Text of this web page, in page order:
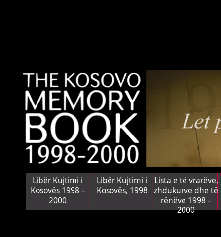
Libër Kujtimi i
Kosovës 1998 –
2000
Libër Kujtimi i
Kosovës, 1998
Lista e të vrarëve,
zhdukurve dhe të
rënëve 1998 –
2000